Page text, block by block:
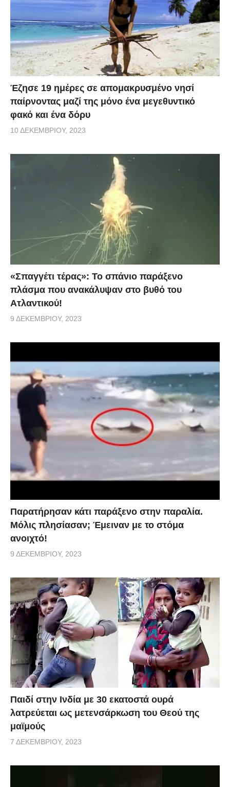
Έζησε 19 ημέρες σε απομακρυσμένο νησί
παίρνοντας μαζί της μόνο ένα μεγεθυντικό
φακό και ένα δόρυ
10 ΔΕΚΕΜΒΡΊΟΥ, 2023
«Σπαγγέτι τέρας»: Το σπάνιο παράξενο
πλάσμα που ανακάλυψαν στο βυθό του
Ατλαντικού!
9 ΔΕΚΕΜΒΡΊΟΥ, 2023
Παρατήρησαν κάτι παράξενο στην παραλία.
Μόλις πλησίασαν; Έμειναν με το στόμα
ανοιχτό!
9 ΔΕΚΕΜΒΡΊΟΥ, 2023
Παιδί στην Ινδία με 30 εκατοστά ουρά
λατρεύεται ως μετενσάρκωση του Θεού της
μαϊμούς
7 ΔΕΚΕΜΒΡΊΟΥ, 2023